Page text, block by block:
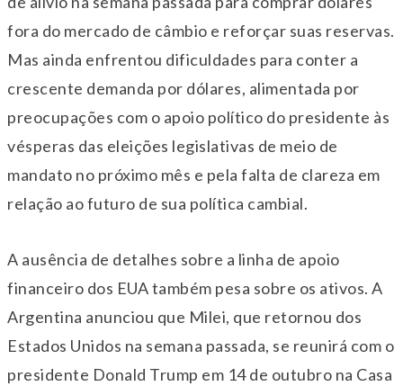
fora do mercado de câmbio e reforçar suas reservas.
Mas ainda enfrentou dificuldades para conter a
crescente demanda por dólares, alimentada por
preocupações com o apoio político do presidente às
vésperas das eleições legislativas de meio de
mandato no próximo mês e pela falta de clareza em
relação ao futuro de sua política cambial.
A ausência de detalhes sobre a linha de apoio
financeiro dos EUA também pesa sobre os ativos. A
Argentina anunciou que Milei, que retornou dos
Estados Unidos na semana passada, se reunirá com o
presidente Donald Trump em 14 de outubro na Casa